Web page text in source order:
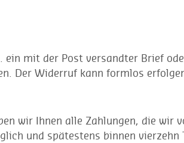
mit der Post versandter Brief
Der Widerruf kann formlos
wir Ihnen alle Zahlungen, die wir
und spätestens binnen vierzehn